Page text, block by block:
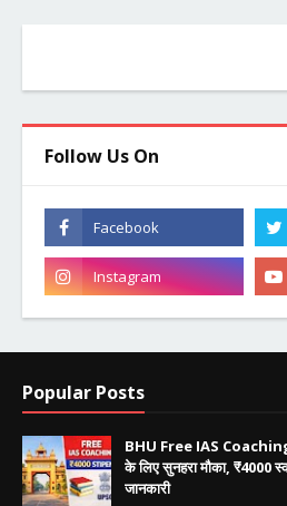
Follow Us On
Popular Posts
BHU Free IAS
के लिए सुनहरा मौका, ₹4000
जानकारी